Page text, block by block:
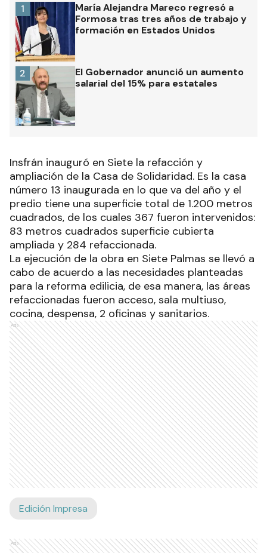
María Alejandra Mareco regresó a
Formosa tras tres años de trabajo y
formación en Estados Unidos
1
El Gobernador anunció un aumento
salarial del 15% para estatales
2
Insfrán inauguró en Siete la refacción y
ampliación de la Casa de Solidaridad. Es la casa
número 13 inaugurada en lo que va del año y el
predio tiene una superficie total de 1.200 metros
cuadrados, de los cuales 367 fueron intervenidos:
83 metros cuadrados superficie cubierta
ampliada y 284 refaccionada.
La ejecución de la obra en Siete Palmas se llevó a
cabo de acuerdo a las necesidades planteadas
para la reforma edilicia, de esa manera, las áreas
refaccionadas fueron acceso, sala multiuso,
cocina, despensa, 2 oficinas y sanitarios.
Ads
Edición Impresa
Ads